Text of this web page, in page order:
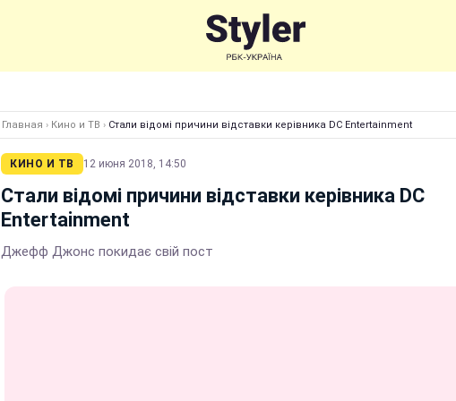
Главная › Кино и ТВ › Стали відомі причини відставки керівника DC Entertainment
КИНО И ТВ 12 июня 2018, 14:50
Стали відомі причини відставки керівника DC
Entertainment
Джефф Джонс покидає свій пост